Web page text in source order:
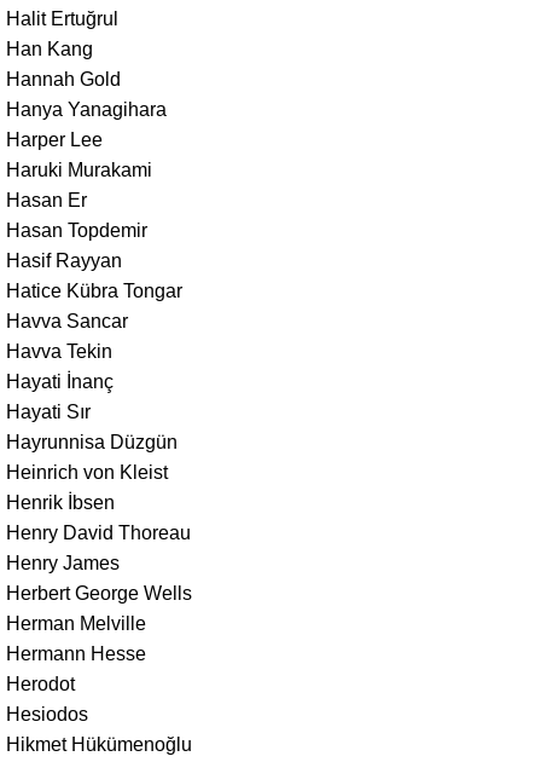
Halit Ertuğrul
Han Kang
Hannah Gold
Hanya Yanagihara
Harper Lee
Haruki Murakami
Hasan Er
Hasan Topdemir
Hasif Rayyan
Hatice Kübra Tongar
Havva Sancar
Havva Tekin
Hayati İnanç
Hayati Sır
Hayrunnisa Düzgün
Heinrich von Kleist
Henrik İbsen
Henry David Thoreau
Henry James
Herbert George Wells
Herman Melville
Hermann Hesse
Herodot
Hesiodos
Hikmet Hükümenoğlu